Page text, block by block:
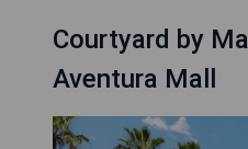
Courtyard by
Aventura Mall